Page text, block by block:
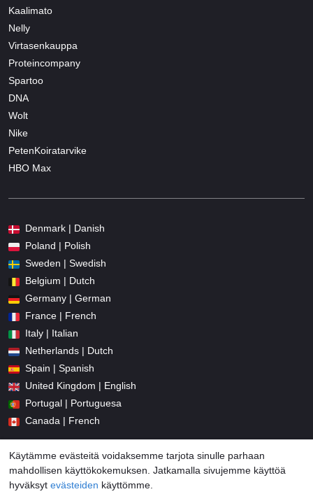
Kaalimato
Nelly
Virtasenkauppa
Proteincompany
Spartoo
DNA
Wolt
Nike
PetenKoiratarvike
HBO Max
Denmark | Danish
Poland | Polish
Sweden | Swedish
Belgium | Dutch
Germany | German
France | French
Italy | Italian
Netherlands | Dutch
Spain | Spanish
United Kingdom | English
Portugal | Portuguesa
Canada | French
Käytämme evästeitä voidaksemme tarjota sinulle parhaan
mahdollisen käyttökokemuksen. Jatkamalla sivujemme käyttöä
hyväksyt evästeiden käyttömme.